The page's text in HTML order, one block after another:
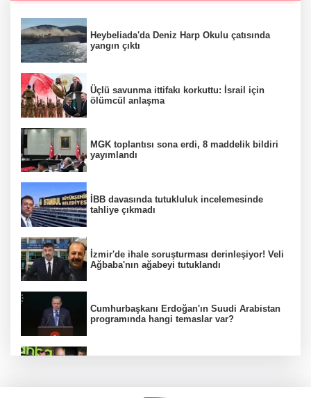
Heybeliada'da Deniz Harp Okulu çatısında
yangın çıktı
Üçlü savunma ittifakı korkuttu: İsrail için
ölümcül anlaşma
MGK toplantısı sona erdi, 8 maddelik bildiri
yayımlandı
İBB davasında tutukluluk incelemesinde
tahliye çıkmadı
İzmir'de ihale soruşturması derinleşiyor! Veli
Ağbaba'nın ağabeyi tutuklandı
Cumhurbaşkanı Erdoğan'ın Suudi Arabistan
programında hangi temaslar var?